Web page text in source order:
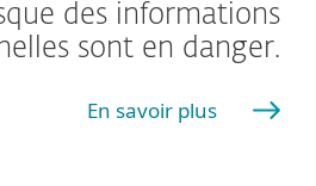
des informations
sont en danger.
En savoir plus